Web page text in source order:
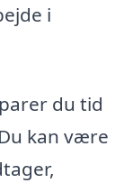
i
du tid
kan være